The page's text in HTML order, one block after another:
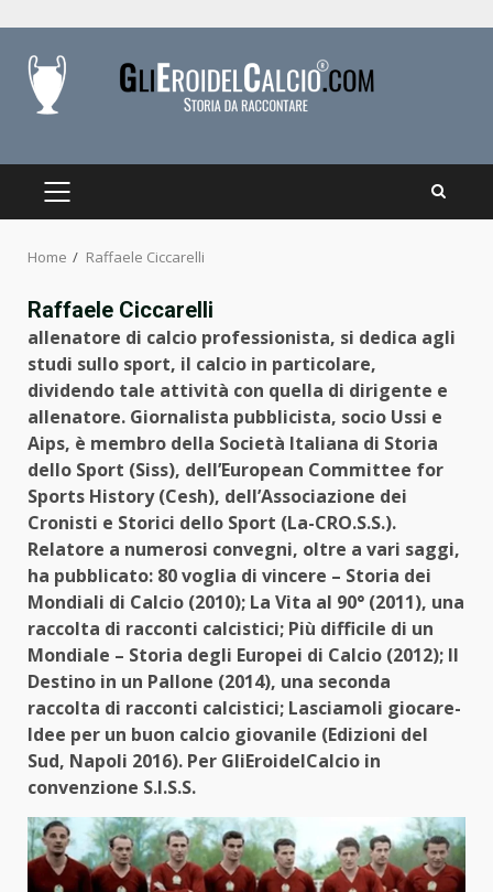
content
PRIMARY
Home Raffaele Ciccarelli
Raffaele Ciccarelli
allenatore di calcio professionista, si dedica agli
studi sullo sport, il calcio in particolare,
dividendo tale attività con quella di dirigente e
allenatore. Giornalista pubblicista, socio Ussi e
Aips, è membro della Società Italiana di Storia
dello Sport (Siss), dell’European Committee for
Sports History (Cesh), dell’Associazione dei
Cronisti e Storici dello Sport (La-CRO.S.S.).
Relatore a numerosi convegni, oltre a vari saggi,
ha pubblicato: 80 voglia di vincere – Storia dei
Mondiali di Calcio (2010); La Vita al 90° (2011), una
raccolta di racconti calcistici; Più difficile di un
Mondiale – Storia degli Europei di Calcio (2012); Il
Destino in un Pallone (2014), una seconda
raccolta di racconti calcistici; Lasciamoli giocare-
Idee per un buon calcio giovanile (Edizioni del
Sud, Napoli 2016). Per GliEroidelCalcio in
convenzione S.I.S.S.